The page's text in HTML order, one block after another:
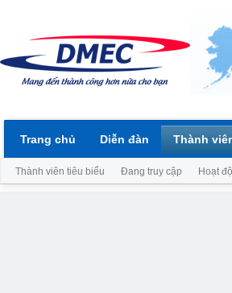
Trang chủ Diễn đàn Thành
Thành viên tiêu biểu Đang truy cập Hoạt